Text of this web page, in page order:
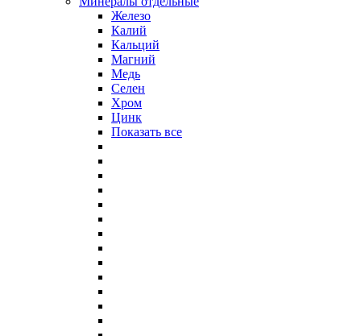
Железо
Калий
Кальций
Магний
Медь
Селен
Хром
Цинк
Показать все